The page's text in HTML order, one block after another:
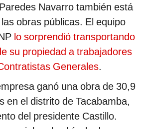
Navarro también está
obras públicas. El equipo
lo sorprendió transportando
su propiedad a trabajadores
Generales.
ganó una obra de 30,9
en el distrito de Tacabamba,
del presidente Castillo.